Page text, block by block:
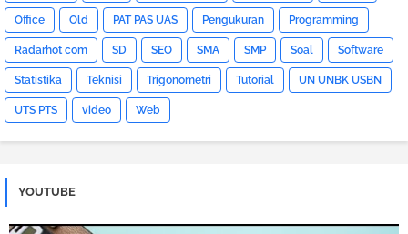
Office Old PAT PAS UAS Pengukuran Programming
Radarhot com SD SEO SMA SMP Soal Software
Statistika Teknisi Trigonometri Tutorial UN UNBK USBN
UTS PTS video Web
YOUTUBE